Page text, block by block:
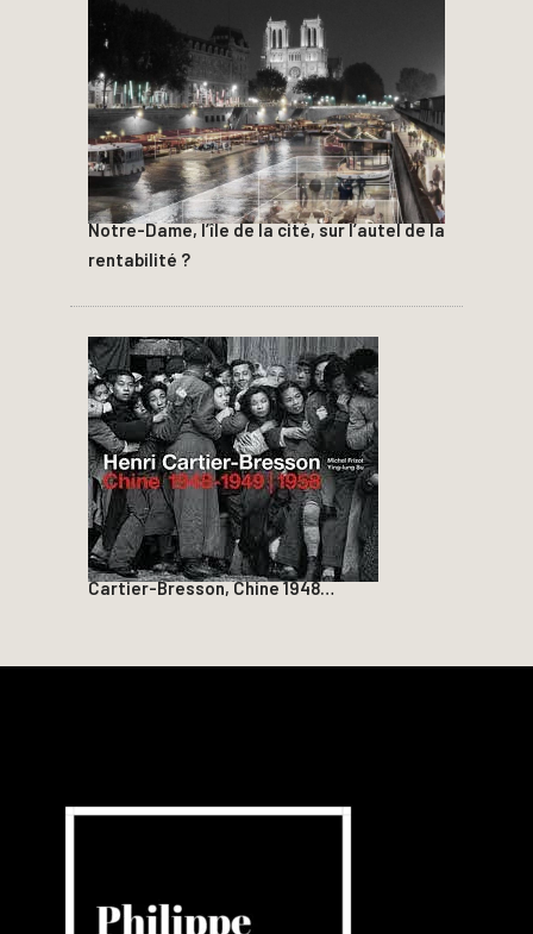
Notre-Dame, l’île de la cité, sur l’autel de la
rentabilité ?
Cartier-Bresson, Chine 1948…